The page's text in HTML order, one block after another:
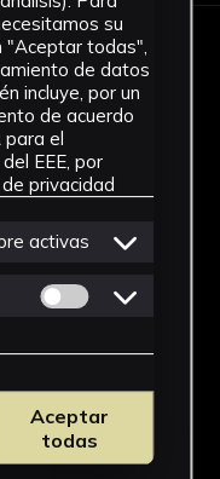
su
"Aceptar todas",
de datos
incluye, por un
de acuerdo
para el
EEE, por
privacidad
activas
Permitir cookies
Aceptar
todas